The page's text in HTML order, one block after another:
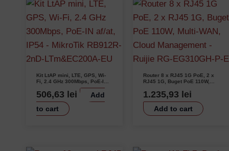
Kit LtAP mini, LTE, GPS, Wi-
Fi, 2.4 GHz 300Mbps, PoE-IN
af/at, IP54 – MikroTik
RB912R-2nD-LTm&EC200A-EU
506,63 lei
Add
to cart
Router 8 x RJ45 1G PoE, 2 x
RJ45 1G, Buget PoE 110W,
– Ruijie RG-EG310GH-P-E
1.235,93 lei
Add to cart